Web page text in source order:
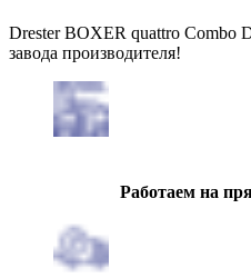
Drester BOXER quattro Combo
завода производителя!
Работаем на